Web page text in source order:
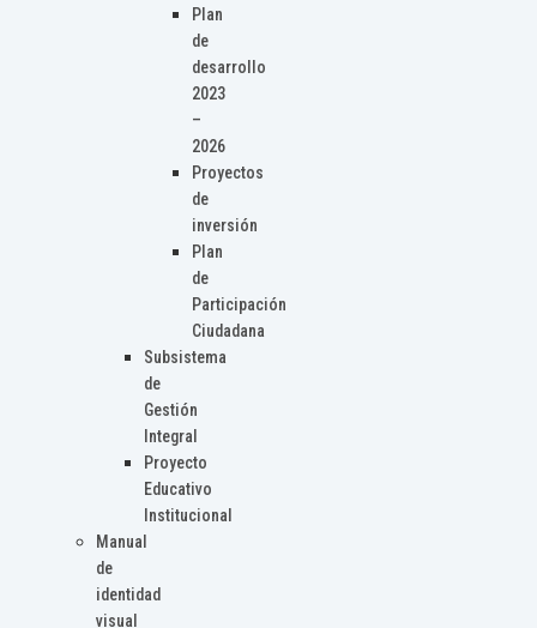
Plan
de
desarrollo
2023
–
2026
Proyectos
de
inversión
Plan
de
Participación
Ciudadana
Subsistema
de
Gestión
Integral
Proyecto
Educativo
Institucional
Manual
de
identidad
visual